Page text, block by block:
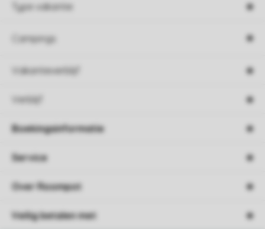
Type vakantie
Campings
Vakantieverblijf
Verblijf
Boekingsinformatie
Service
Over Roompot
Veilig betalen met